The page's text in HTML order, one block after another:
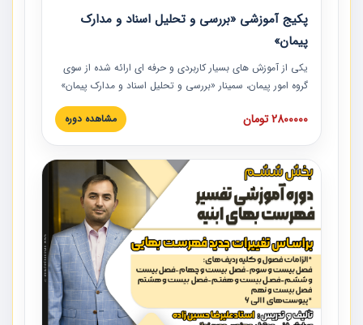
پکیج آموزشی «بررسی و تحلیل اسناد و مدارک
پیمان»
یکی از آموزش‏‏‏‏‏‏ های بسیار کاربردی و حرفه‏ ای ارائه شده از سوی
گروه امور پیمان، سمینار «بررسی و تحلیل اسناد و مدارک پیمان»
است که در دانشگاه صنعتی شریف ارائه شد. در این آموزش
نکات کلیدی مربوط به اسناد و مدارک پیمان، اولویت بندی اسناد
پیمان به همراه تجربیات عملی در این خصوص ارائه شده است.
2800000 تومان مشاهده دوره